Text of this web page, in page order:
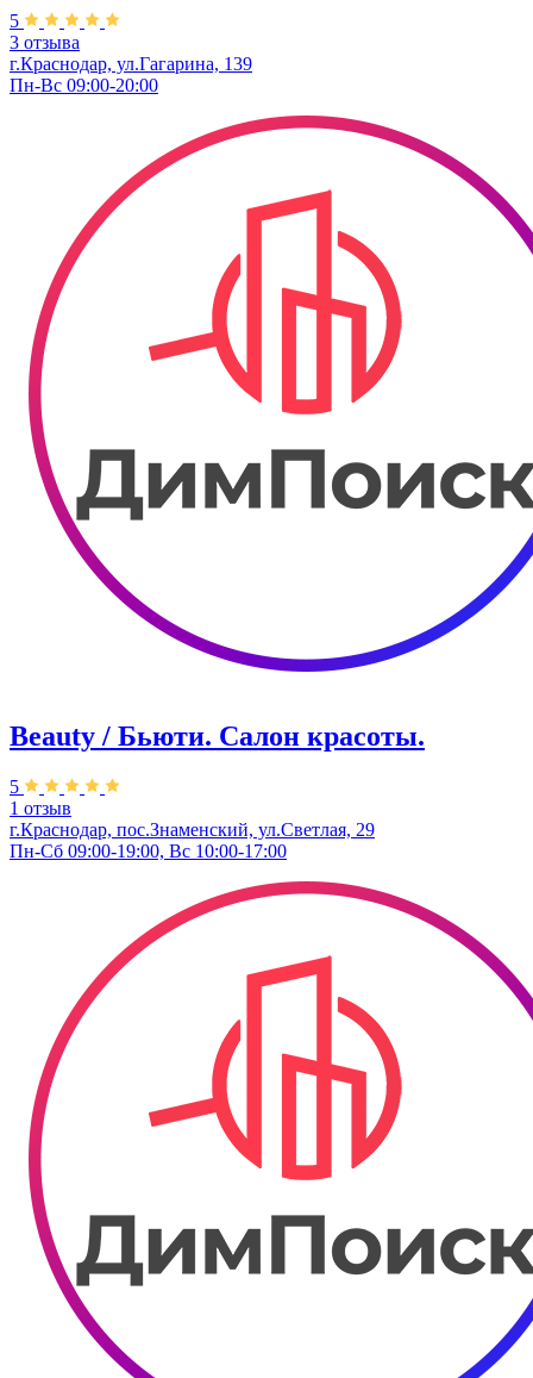
5
3 отзыва
г.Краснодар, ул.Гагарина, 139
Пн-Вс 09:00-20:00
Beauty / Бьюти. Салон красоты.
5
1 отзыв
г.Краснодар, пос.Знаменский, ул.Светлая, 29
Пн-Сб 09:00-19:00, Вс 10:00-17:00